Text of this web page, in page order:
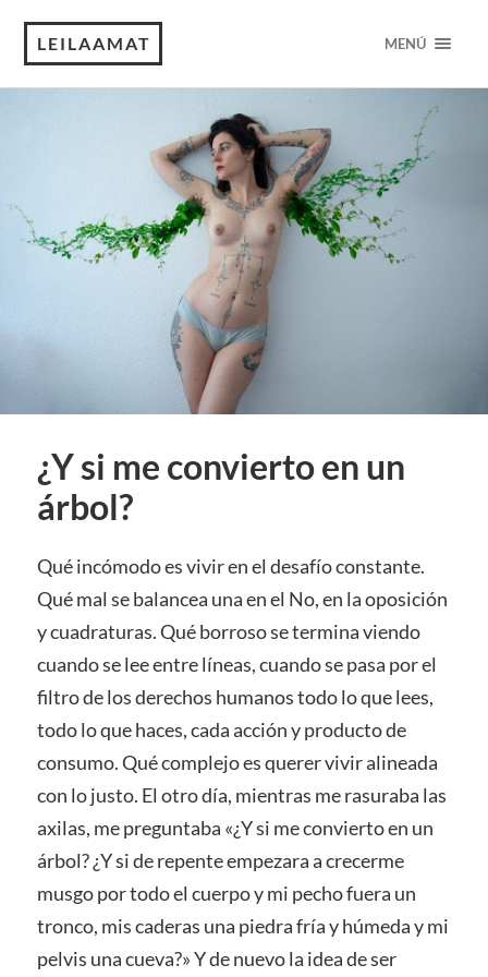
LEILAAMAT MENÚ
¿Y si me convierto en un
árbol?
Qué incómodo es vivir en el desafío constante.
Qué mal se balancea una en el No, en la oposición
y cuadraturas. Qué borroso se termina viendo
cuando se lee entre líneas, cuando se pasa por el
filtro de los derechos humanos todo lo que lees,
todo lo que haces, cada acción y producto de
consumo. Qué complejo es querer vivir alineada
con lo justo. El otro día, mientras me rasuraba las
axilas, me preguntaba «¿Y si me convierto en un
árbol? ¿Y si de repente empezara a crecerme
musgo por todo el cuerpo y mi pecho fuera un
tronco, mis caderas una piedra fría y húmeda y mi
pelvis una cueva?» Y de nuevo la idea de ser